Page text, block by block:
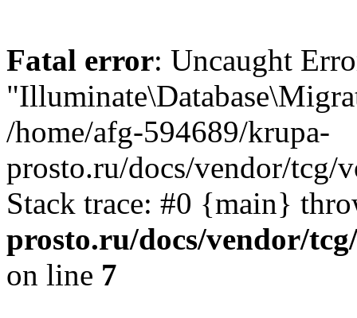
Fatal error: Uncaught
/home/afg-594689/krupa-
prosto.ru/docs/vendor/tcg/
Stack trace: #0 {main}
prosto.ru/docs/vendor/
on line 7